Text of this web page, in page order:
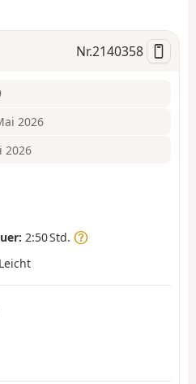
Nr.2140358
2026
2026
2:50 Std.
Leicht